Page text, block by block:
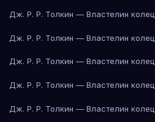
Дж. Р. Р. Толкин — Властелин колец
Дж. Р. Р. Толкин — Властелин колец
Дж. Р. Р. Толкин — Властелин колец
Дж. Р. Р. Толкин — Властелин колец
Дж. Р. Р. Толкин — Властелин колец